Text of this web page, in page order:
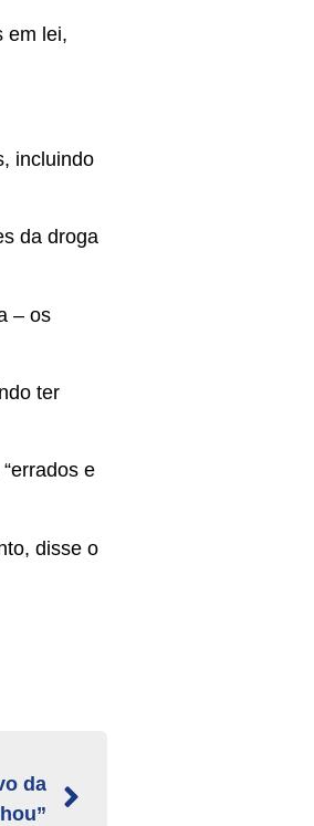
em lei,
incluindo
da droga
– os
ter
e
disse o
da